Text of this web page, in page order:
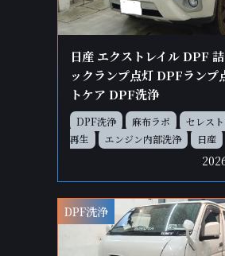
日産 エクストレイル DPF
ックランプ点灯 DPFランプ
トケア DPF洗浄
DPF洗浄 麻布ラボ セレス
再生
エンジン内部洗浄 日産
DPF洗浄